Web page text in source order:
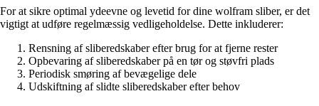
For at sikre optimal ydeevne og levetid for dine wolfram sliber, er det
vigtigt at udføre regelmæssig vedligeholdelse. Dette inkluderer:
Rensning af sliberedskaber efter brug for at fjerne rester
Opbevaring af sliberedskaber på en tør og støvfri plads
Periodisk smøring af bevægelige dele
Udskiftning af slidte sliberedskaber efter behov